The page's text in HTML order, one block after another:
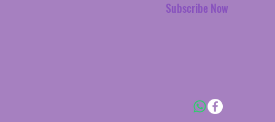
Subscribe Now